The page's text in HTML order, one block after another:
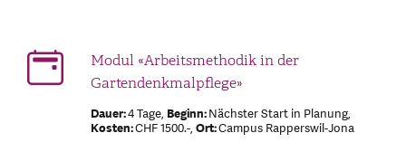
Modul «Arbeitsmethodik in der
Gartendenkmalpflege»
Dauer:4 Tage, Beginn:Nächster Start in Planung,
Kosten:CHF 1500.-, Ort:Campus Rapperswil-Jona